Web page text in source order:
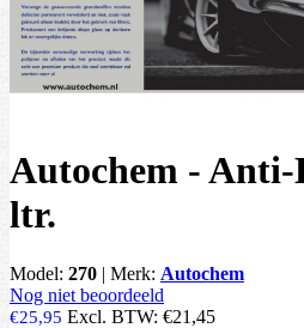
Autochem -
ltr.
Model: 270 | Merk: Autochem
Nog niet beoordeeld
€25,95 Excl. BTW: €21,45